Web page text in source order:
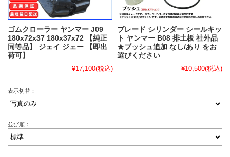
ゴムクローラー ヤンマー J09
180x72x37 180x37x72 【純正
同等品】 ジェイ ジェー 【即出
荷可】
¥17,100(税込)
ブレード シリンダー シールキッ
ト ヤンマー B08 排土板 社外品
★ブッシュ追加 なし/あり をお
選びください
¥10,500(税込)
表示切替：
並び順：